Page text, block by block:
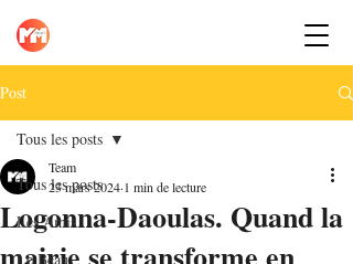
Post
Tous les posts
Les Amis
Le Beau
Tous les posts
Logonna-Daoulas. Quand la
Team
23 mars 2024 1 min de lecture